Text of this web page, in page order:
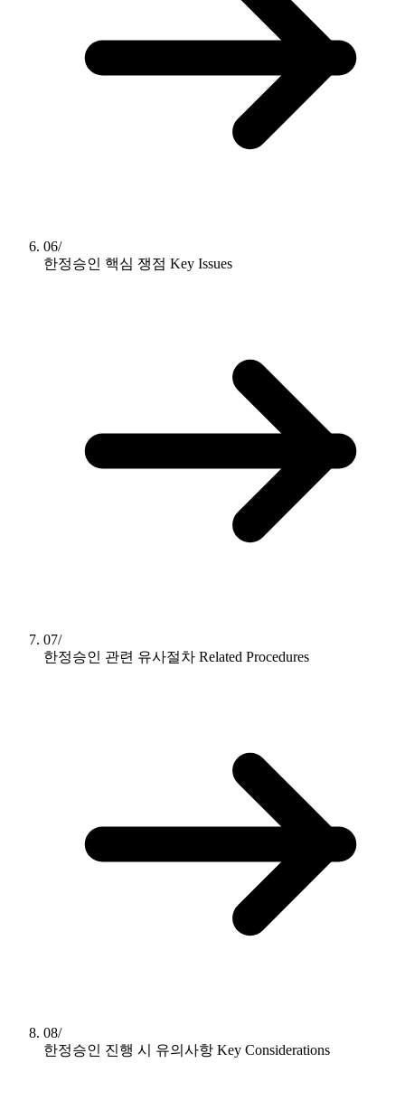
06/
한정승인 핵심 쟁점 Key Issues
07/
한정승인 관련 유사절차 Related Procedures
08/
한정승인 진행 시 유의사항 Key Considerations